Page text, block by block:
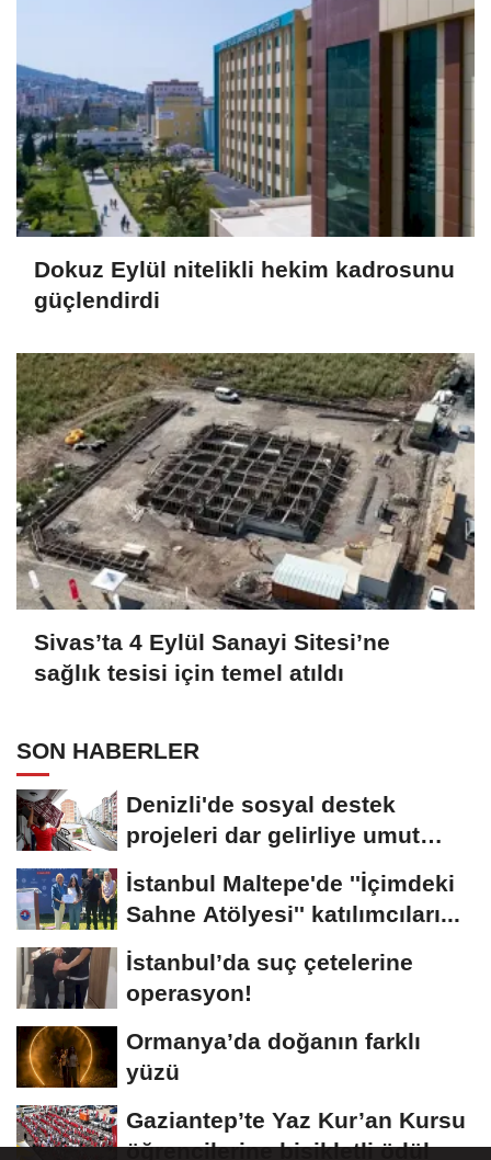
Dokuz Eylül nitelikli hekim kadrosunu
güçlendirdi
Sivas’ta 4 Eylül Sanayi Sitesi’ne
sağlık tesisi için temel atıldı
SON HABERLER
Denizli'de sosyal destek
projeleri dar gelirliye umut
oluyor
İstanbul Maltepe'de ''İçimdeki
Sahne Atölyesi'' katılımcıları...
İstanbul’da suç çetelerine
operasyon!
Ormanya’da doğanın farklı
yüzü
Gaziantep’te Yaz Kur’an Kursu
öğrencilerine bisikletli ödül